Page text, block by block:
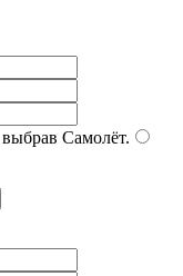
Самолёт.